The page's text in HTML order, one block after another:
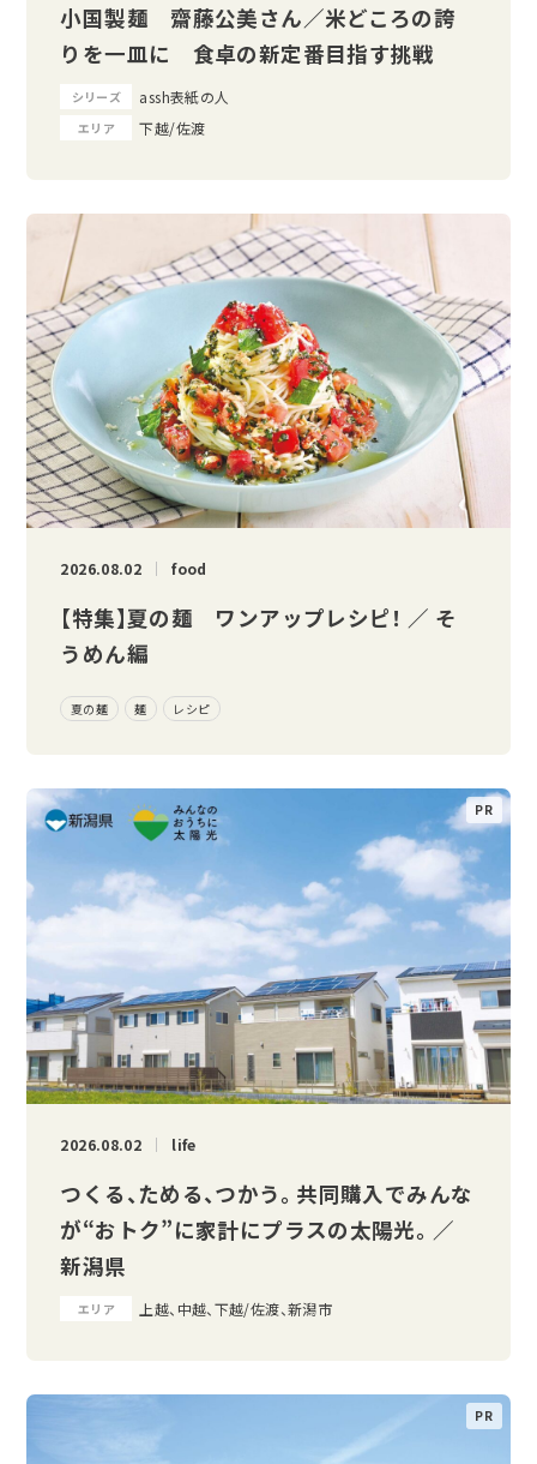
小国製麺 齋藤公美さん／米どころの誇
りを一皿に 食卓の新定番目指す挑戦
シリーズ assh表紙の人
エリア 下越/佐渡
2026.08.02 food
【特集】夏の麺 ワンアップレシピ！ ／ そ
うめん編
夏の麺 麺 レシピ
2026.08.02 life
つくる、ためる、つかう。 共同購入でみんな
が“おトク”に家計にプラスの太陽光。 ／
新潟県
エリア 上越、中越、下越/佐渡、新潟市